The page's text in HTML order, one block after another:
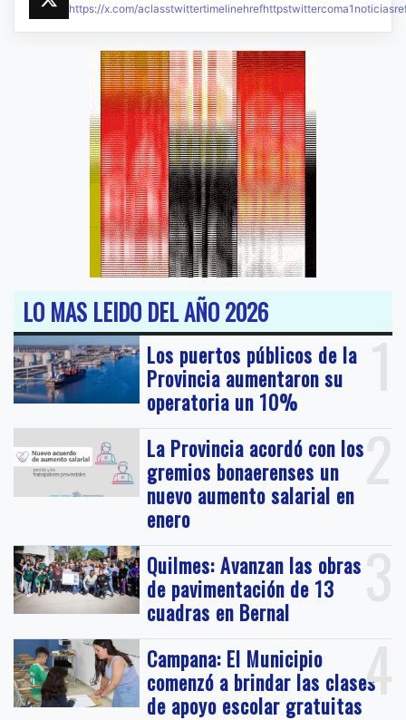
https://x.com/
LO MAS LEIDO DEL AÑO 2026
1
Los puertos públicos de la
Provincia aumentaron su
operatoria un 10%
2
La Provincia acordó con los
gremios bonaerenses un
nuevo aumento salarial en
enero
3
Quilmes: Avanzan las obras
de pavimentación de 13
cuadras en Bernal
4
Campana: El Municipio
comenzó a brindar las clases
de apoyo escolar gratuitas